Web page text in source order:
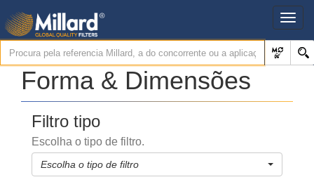
Forma & Dimensões
Filtro tipo
Escolha o tipo de filtro.
Escolha o tipo de filtro